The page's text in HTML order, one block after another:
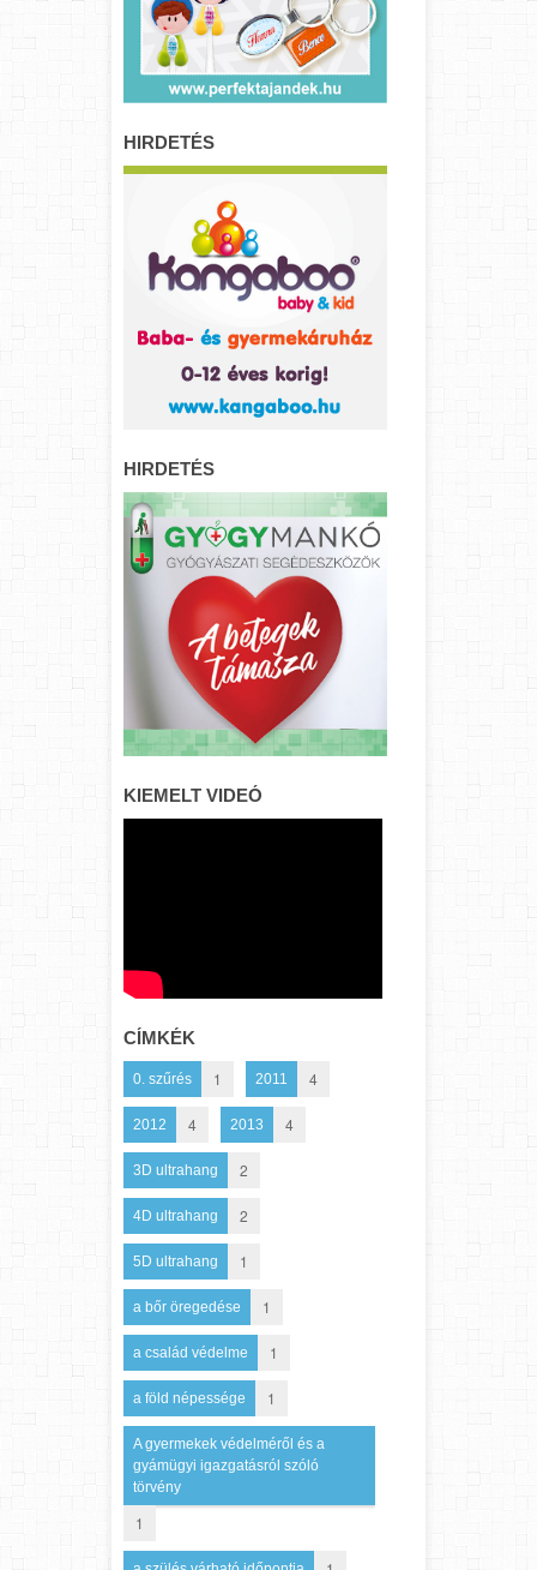
HIRDETÉS
HIRDETÉS
KIEMELT VIDEÓ
CÍMKÉK
0. szűrés 1 2011 4
2012 4 2013 4
3D ultrahang 2
4D ultrahang 2
5D ultrahang 1
a bőr öregedése 1
a család védelme 1
a föld népessége 1
A gyermekek védelméről és a
gyámügyi igazgatásról szóló
törvény
1